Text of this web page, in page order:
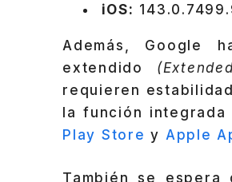
iOS:
Además, Google
extendido
requieren
la función
Play Store y Apple
También se espera